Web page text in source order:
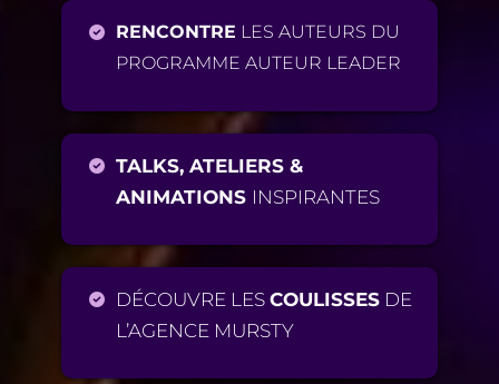
RENCONTRE LES AUTEURS DU
PROGRAMME AUTEUR LEADER
TALKS, ATELIERS &
ANIMATIONS INSPIRANTES
DÉCOUVRE LES COULISSES DE
L’AGENCE MURSTY